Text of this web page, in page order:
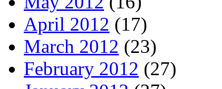
April 2012 (17)
March 2012 (23)
February 2012 (27)